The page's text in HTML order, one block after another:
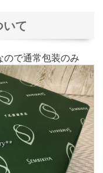
て
ので通常包装のみ